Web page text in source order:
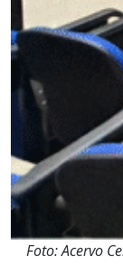
Foto: Acervo